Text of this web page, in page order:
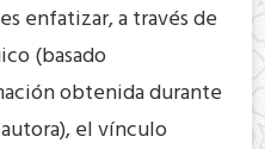
enfatizar, a través de
(basado
obtenida durante
el vínculo